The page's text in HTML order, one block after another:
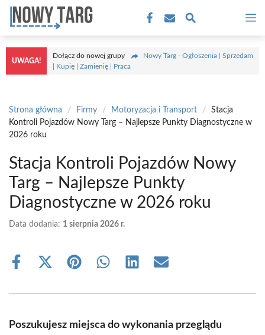
Przejdź
treści
UWAGA!
Dołącz do nowej grupy
Nowy Targ - Ogłoszenia | Sprzedam
| Kupię | Zamienię | Praca
Strona główna / Firmy / Motoryzacja i Transport /
Stacja
Kontroli Pojazdów Nowy Targ – Najlepsze Punkty Diagnostyczne w
2026 roku
Stacja Kontroli Pojazdów Nowy
Targ – Najlepsze Punkty
Diagnostyczne w 2026 roku
Data dodania: 1 sierpnia 2026 r.
Share
Share
(Twitter)
Share Share Share Share
Poszukujesz miejsca do wykonania przeglądu